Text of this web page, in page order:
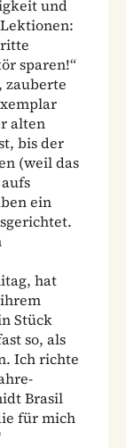
und
sparen!“
zauberte
alten
bis der
(weil das
ein
hat
Stück
so, als
Ich richte
Brasil
für mich